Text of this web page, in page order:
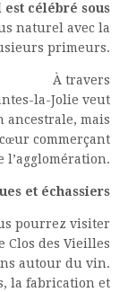
est célébré sous
naturel avec la
primeurs.
À travers
la-Jolie veut
mais
commerçant
l’agglomération.
et échassiers
pourrez visiter
Clos des Vieilles
autour du vin.
la fabrication et